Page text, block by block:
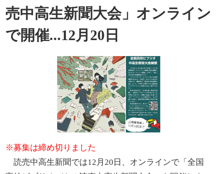
売中高生新聞大会」オンライン
で開催...12月20日
※募集は締め切りました
読売中高生新聞では12月20日、オンラインで「全国